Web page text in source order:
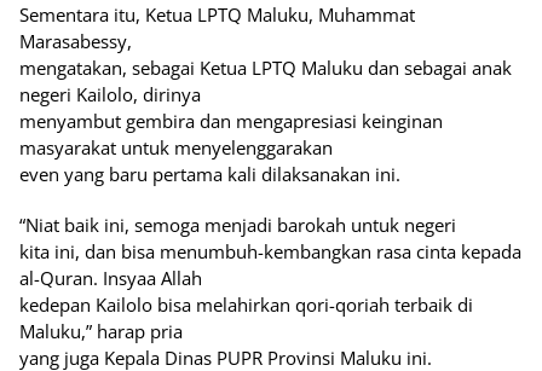
Sementara itu, Ketua LPTQ Maluku, Muhammat
Marasabessy,
mengatakan, sebagai Ketua LPTQ Maluku dan sebagai anak
negeri Kailolo, dirinya
menyambut gembira dan mengapresiasi keinginan
masyarakat untuk menyelenggarakan
even yang baru pertama kali dilaksanakan ini.
“Niat baik ini, semoga menjadi barokah untuk negeri
kita ini, dan bisa menumbuh-kembangkan rasa cinta kepada
al-Quran. Insyaa Allah
kedepan Kailolo bisa melahirkan qori-qoriah terbaik di
Maluku,” harap pria
yang juga Kepala Dinas PUPR Provinsi Maluku ini.